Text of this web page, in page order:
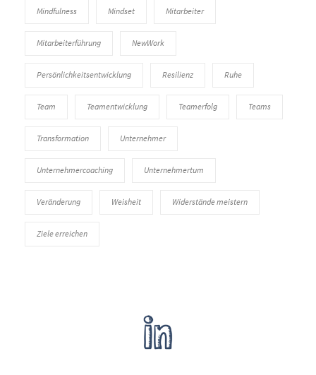
Mindfulness Mindset Mitarbeiter
Mitarbeiterführung NewWork
Persönlichkeitsentwicklung Resilienz Ruhe
Team Teamentwicklung Teamerfolg Teams
Transformation Unternehmer
Unternehmercoaching Unternehmertum
Veränderung Weisheit Widerstände meistern
Ziele erreichen